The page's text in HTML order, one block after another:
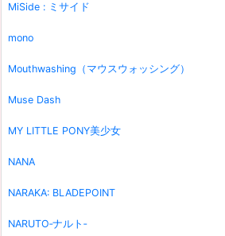
MiSide : ミサイド
mono
Mouthwashing（マウスウォッシング）
Muse Dash
MY LITTLE PONY美少女
NANA
NARAKA: BLADEPOINT
NARUTO‐ナルト‐